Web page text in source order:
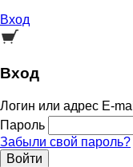
Вход
Вход
Логин или адрес E-
Пароль
Забыли свой пароль?
Войти